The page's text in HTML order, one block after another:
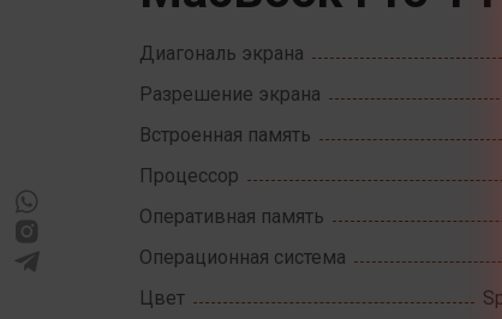
Диагональ экрана
Разрешение экрана
Встроенная память
Процессор
Оперативная память
Операционная система
Цвет